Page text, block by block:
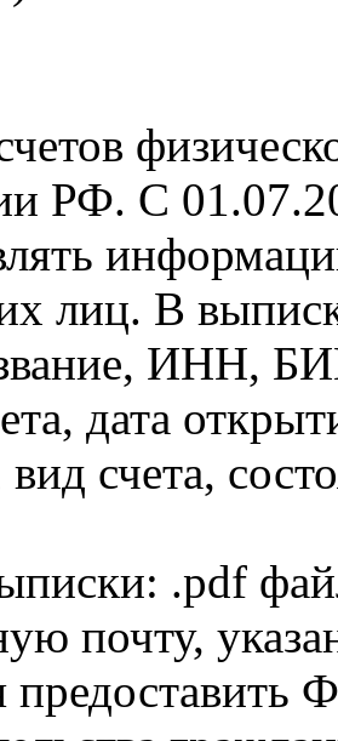
РФ. С
лиц. В
ИНН,
дата
счета,
.pdf
почту,